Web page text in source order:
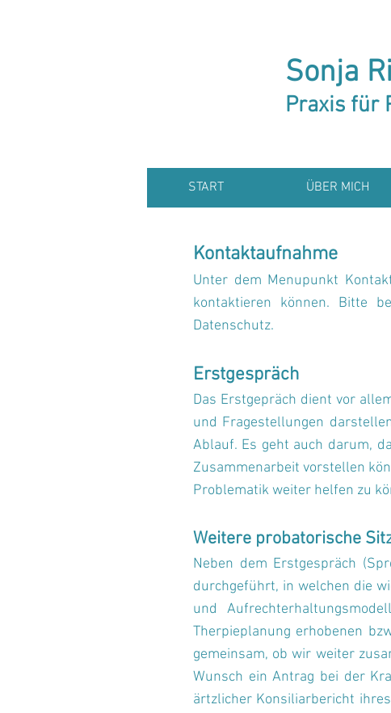
Sonja
Praxis für
START ÜBER MICH
Kontaktaufnahme
Unter dem Menupunkt
kontaktieren können. Bitte
Datenschutz.
Erstgespräch
Das Erstgepräch dient vor
und Fragestellungen
Ablauf. Es geht auch darum,
Zusammenarbeit vorstellen
Problematik weiter helfen zu
Weitere probatorische
Neben dem Erstgespräch
durchgeführt, in welchen die
und
Therpieplanung erhobenen
gemeinsam, ob wir weiter
Wunsch ein Antrag bei der
ärtzlicher Konsiliarbericht